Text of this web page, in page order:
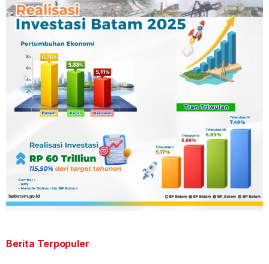
Berita Terpopuler